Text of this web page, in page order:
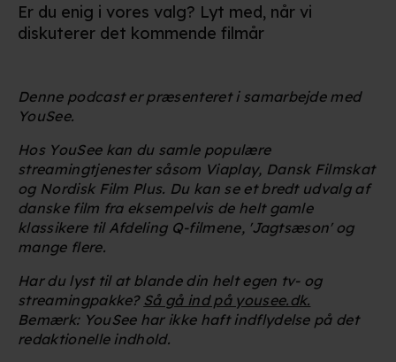
Er du enig i vores valg? Lyt med, når vi
diskuterer det kommende filmår
Denne podcast er præsenteret i samarbejde med
YouSee.
Hos YouSee kan du samle populære
streamingtjenester såsom Viaplay, Dansk Filmskat
og Nordisk Film Plus. Du kan se et bredt udvalg af
danske film fra eksempelvis de helt gamle
klassikere til Afdeling Q-filmene, 'Jagtsæson' og
mange flere.
Har du lyst til at blande din helt egen tv- og
streamingpakke? Så gå ind på yousee.dk.
Bemærk: YouSee har ikke haft indflydelse på det
redaktionelle indhold.